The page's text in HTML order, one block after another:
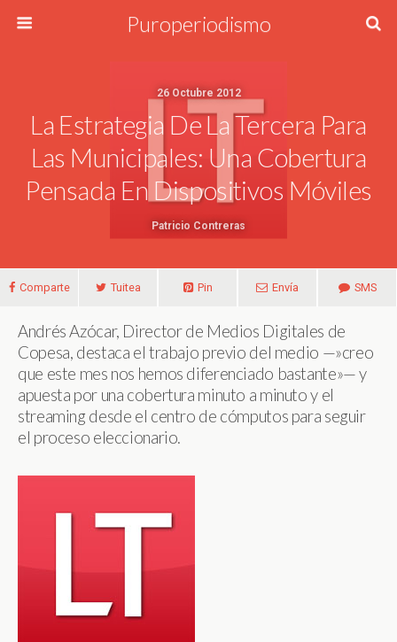
Puroperiodismo
26 Octubre 2012
La Estrategia De La Tercera Para
Las Municipales: Una Cobertura
Pensada En Dispositivos Móviles
Patricio Contreras
Comparte Tuitea Pin Envía SMS
Andrés Azócar, Director de Medios Digitales de
Copesa, destaca el trabajo previo del medio —»creo
que este mes nos hemos diferenciado bastante»— y
apuesta por una cobertura minuto a minuto y el
streaming desde el centro de cómputos para seguir
el proceso eleccionario.